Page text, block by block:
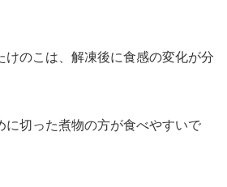
けのこは、解凍後に食感の変化が分
に切った煮物の方が食べやすいで